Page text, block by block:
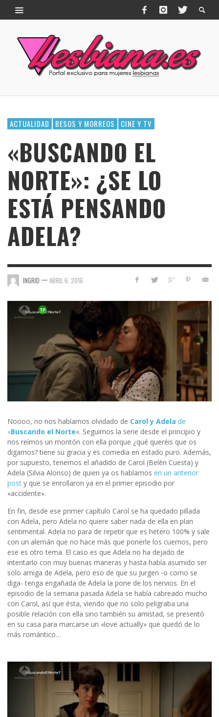
ACTUALIDAD BESOS Y MORREOS CINE Y TV
«BUSCANDO EL
NORTE»: ¿SE LO
ESTÁ PENSANDO
ADELA?
INGRID — ABRIL 6, 2016
Noooo, no nos habíamos olvidado de Carol y Adela de
«Buscando el Norte«. Seguimos la serie desde el principio y
nos reímos un montón con ella porque ¿qué queréis que os
digamos? tiene su gracia y es comedia en estado puro. Además,
por supuesto, tenemos el añadido de Carol (Belén Cuesta) y
Adela (Silvia Alonso) de quien ya os hablamos en un anterior
post y que se enrollaron ya en el primer episodio por
«accidente».
En fin, desde ese primer capítulo Carol se ha quedado pillada
con Adela, pero Adela no quiere saber nada de ella en plan
sentimental. Adela no para de repetir que es hetero 100% y sale
con un alemán que no hace más que ponerle los cuernos, pero
ese es otro tema. El caso es que Adela no ha dejado de
intentarlo con muy buenas maneras y hasta había asumido ser
solo amiga de Adela, pero eso de que su Jurgen -o como se
diga- tenga engañada de Adela la pone de los nervios. En el
episodio de la semana pasada Adela se había cabreado mucho
con Carol, así que ésta, viendo que no solo peligraba una
posible relación con ella sino también su amistad, se presentó
en su casa para marcarse un «love actually» que quedó de lo
más romántico…